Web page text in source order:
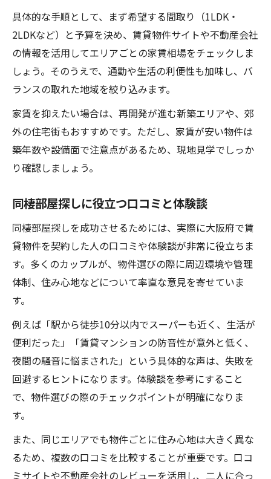
具体的な手順として、まず希望する間取り（1LDK・
2LDKなど）と予算を決め、賃貸物件サイトや不動産会社
の情報を活用してエリアごとの家賃相場をチェックしま
しょう。そのうえで、通勤や生活の利便性も加味し、バ
ランスの取れた地域を絞り込みます。
家賃を抑えたい場合は、再開発が進む新築エリアや、郊
外の住宅街もおすすめです。ただし、家賃が安い物件は
築年数や設備面で注意点があるため、現地見学でしっか
り確認しましょう。
同棲部屋探しに役立つ口コミと体験談
同棲部屋探しを成功させるためには、実際に大阪府で賃
貸物件を契約した人の口コミや体験談が非常に役立ちま
す。多くのカップルが、物件選びの際に周辺環境や管理
体制、住み心地などについて率直な意見を寄せていま
す。
例えば「駅から徒歩10分以内でスーパーも近く、生活が
便利だった」「賃貸マンションの防音性が意外と低く、
夜間の騒音に悩まされた」という具体的な声は、失敗を
回避するヒントになります。体験談を参考にすること
で、物件選びの際のチェックポイントが明確になりま
す。
また、同じエリアでも物件ごとに住み心地は大きく異な
るため、複数の口コミを比較することが重要です。口コ
ミサイトや不動産会社のレビューを活用し、二人に合っ